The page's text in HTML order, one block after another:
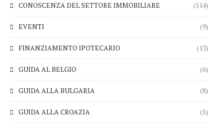
CONOSCENZA DEL SETTORE IMMOBILIARE (514)
EVENTI (9)
FINANZIAMENTO IPOTECARIO (13)
GUIDA AL BELGIO (6)
GUIDA ALLA BULGARIA (8)
GUIDA ALLA CROAZIA (5)